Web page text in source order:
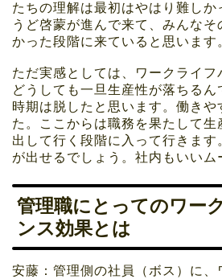
たちの理解は最初はやはり難しか
うど啓蒙が進んで来て、みんな
かった段階に来ていると思います
ただ実感としては、ワークライフ
どうしても一旦生産性が落ちる
時期は脱したと思います。働きや
た。ここからは職務を果たして生
出して行く段階に入って行きます
が出せるでしょう。社内もいいム
管理職にとってのワー
ンス効果とは
安藤：管理側の社員（ボス）に、